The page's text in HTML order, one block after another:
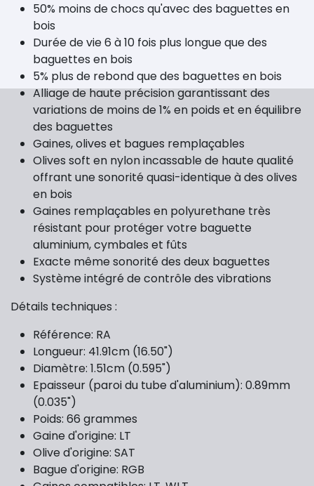
50% moins de chocs qu'avec des baguettes en
bois
Durée de vie 6 à 10 fois plus longue que des
baguettes en bois
5% plus de rebond que des baguettes en bois
Alliage de haute précision garantissant des
variations de moins de 1% en poids et en équilibre
des baguettes
Gaines, olives et bagues remplaçables
Olives soft en nylon incassable de haute qualité
offrant une sonorité quasi-identique à des olives
en bois
Gaines remplaçables en polyurethane très
résistant pour protéger votre baguette
aluminium, cymbales et fûts
Exacte même sonorité des deux baguettes
Système intégré de contrôle des vibrations
Détails techniques :
Référence: RA
Longueur: 41.91cm (16.50")
Diamètre: 1.51cm (0.595")
Epaisseur (paroi du tube d'aluminium): 0.89mm
(0.035")
Poids: 66 grammes
Gaine d'origine: LT
Olive d'origine: SAT
Bague d'origine: RGB